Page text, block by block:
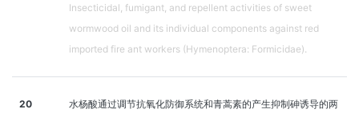
Insecticidal, fumigant, and repellent activities of sweet
wormwood oil and its individual components against red
imported fire ant workers (Hymenoptera: Formicidae).
20
水杨酸通过调节抗氧化防御系统和青蒿素的产生抑制砷诱导的两